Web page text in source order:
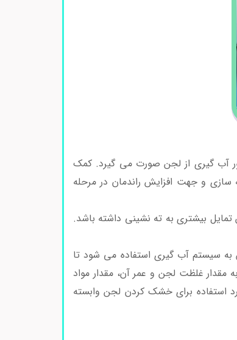
آب گیری از لجن صورت می گیرد. کمک
سازی و جهت افزایش راندمان در مرحله
بیشتری به ته نشینی داشته باشد.
به سیستم آب گیری استفاده می شود تا
مقدار غلظت لجن و عمر آن، مقدار مواد
استفاده برای خشک کردن لجن وابسته